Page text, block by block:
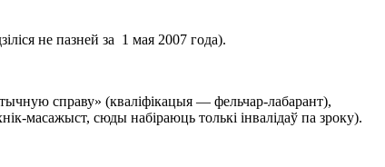
не пазней за 1 мая 2007 года).
справу» (кваліфікацыя — фельчар-лабарант),
масажыст, сюды набіраюць толькі інвалідаў па зроку).